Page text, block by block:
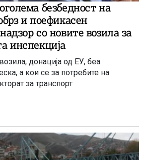
безбедност на
и поефикасен
со новите возила за
инспекција
донација од ЕУ, беа
а кои се за потребите на
за транспорт